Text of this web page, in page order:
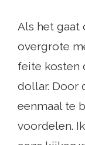
Als het gaat
overgrote
feite kosten
dollar. Door
eenmaal te
voordelen.